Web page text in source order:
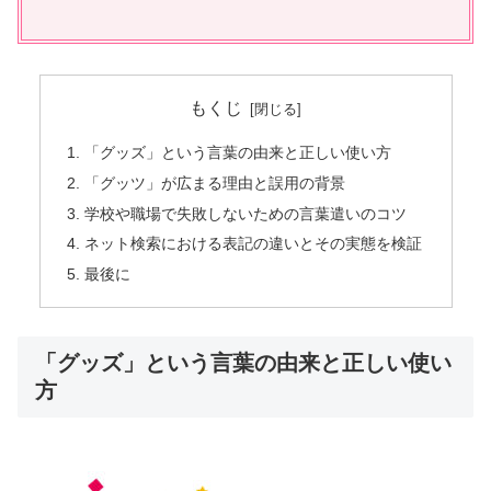
もくじ
「グッズ」という言葉の由来と正しい使い方
「グッツ」が広まる理由と誤用の背景
学校や職場で失敗しないための言葉遣いのコツ
ネット検索における表記の違いとその実態を検証
最後に
「グッズ」という言葉の由来と正しい使い
方